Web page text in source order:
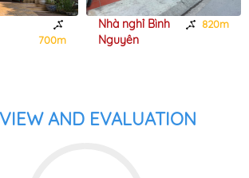
700m
Nhà nghỉ Bình
Nguyên
820m
AND EVALUATION